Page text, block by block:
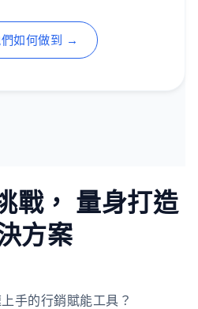
如何做到 →
戰， 量身打造
方案
手的行銷賦能工具？